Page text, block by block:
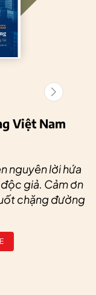
Việt Nam
nguyên lời hứa
giả. Cảm ơn
chặng đường